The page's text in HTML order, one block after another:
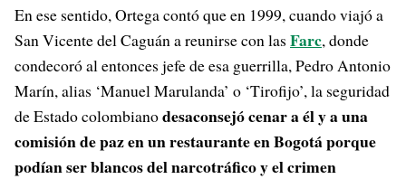
En ese sentido, Ortega contó que en 1999, cuando viajó a
San Vicente del Caguán a reunirse con las Farc, donde
condecoró al entonces jefe de esa guerrilla, Pedro Antonio
Marín, alias ‘Manuel Marulanda’ o ‘Tirofijo’, la seguridad
de Estado colombianodesaconsejó cenar a él y a una
comisión de paz en un restaurante en Bogotá porque
podían ser blancos del narcotráfico y el crimen